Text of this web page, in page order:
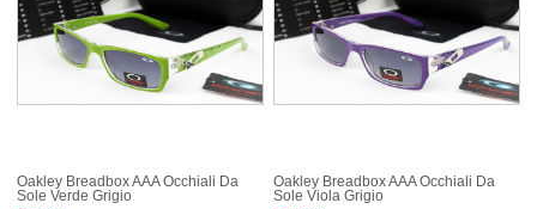
Oakley Breadbox AAA Occhiali Da
Sole Verde Grigio
Oakley Breadbox AAA Occhiali Da
Sole Viola Grigio